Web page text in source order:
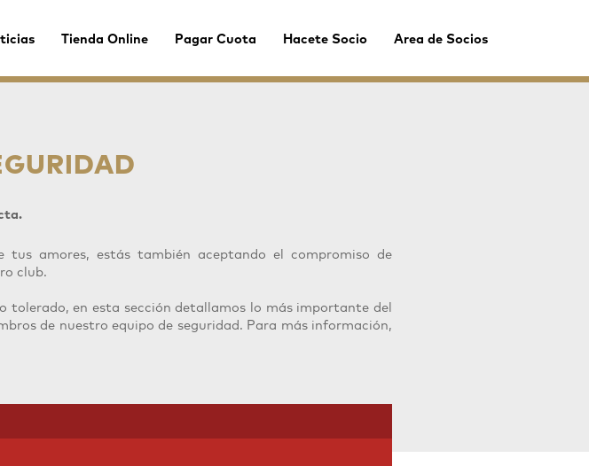
Tienda Online Pagar Cuota Hacete Socio Area de Socios
amores, estás también aceptando el compromiso de
club.
tolerado, en esta sección detallamos lo más importante del
de nuestro equipo de seguridad. Para más información,